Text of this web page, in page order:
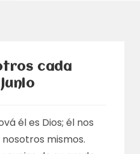
cada
él es Dios; él nos
mismos.